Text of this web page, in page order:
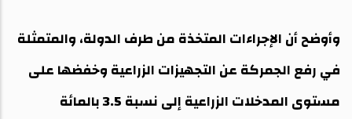
‎وأوضح أن الإجراءات المتخذة من طرف الدولة، والمتمثلة
في رفع الجمركة عن التجهيزات الزراعية وخفضها على
مستوى المدخلات الزراعية إلى نسبة 3.5 بالمائة